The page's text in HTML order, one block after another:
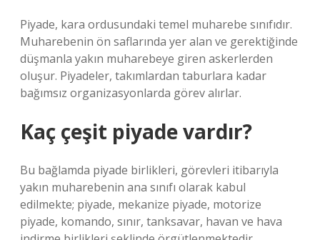
Piyade, kara ordusundaki temel muharebe sınıfıdır.
Muharebenin ön saflarında yer alan ve gerektiğinde
düşmanla yakın muharebeye giren askerlerden
oluşur. Piyadeler, takımlardan taburlara kadar
bağımsız organizasyonlarda görev alırlar.
Kaç çeşit piyade vardır?
Bu bağlamda piyade birlikleri, görevleri itibarıyla
yakın muharebenin ana sınıfı olarak kabul
edilmekte; piyade, mekanize piyade, motorize
piyade, komando, sınır, tanksavar, havan ve hava